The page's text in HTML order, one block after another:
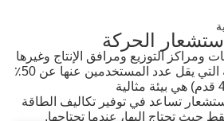
الحركة
ومراكز التوزيع ومرافق الإنتاج وغيرها
من المساحات الصناعية التي يقل عدد المستخدمين عنها عن 50٪
والسقوف العالية (15 45 قدم) هي بيئة مثالية
تساعد في توفير تكاليف الطاقة
حيث تحتاج إليها، عندما تحتاجها.